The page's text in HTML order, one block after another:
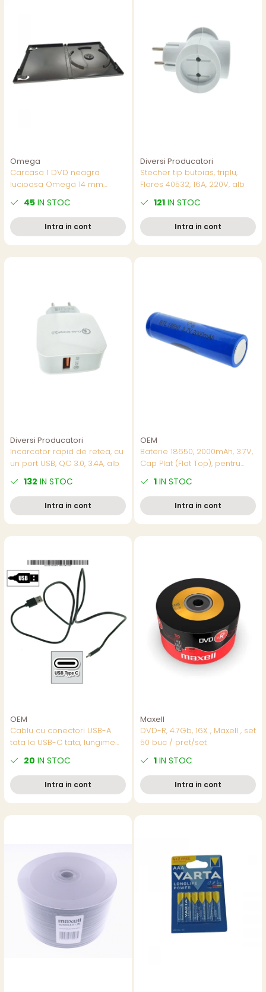
Omega
Carcasa 1 DVD neagra
lucioasa Omega 14 mm
45 IN STOC
Intra in cont
Diversi Producatori
Stecher tip butoias, triplu,
Flores 40532, 16A, 220V, alb
121 IN STOC
Intra in cont
Diversi Producatori
Incarcator rapid de retea, cu
un port USB, QC 3.0, 3.4A, alb
132 IN STOC
Intra in cont
OEM
Baterie 18650, 2000mAh, 3.7V,
Cap Plat (Flat Top), pentru
Echipamente DIY si Aplicatii
cu Curent Mediu
1 IN STOC
Intra in cont
OEM
Cablu cu conectori USB-A
tata la USB-C tata, lungime
transfer date, in blister, negru
20 IN STOC
Intra in cont
Maxell
DVD-R, 4.7Gb, 16X , Maxell , set
50 buc / pret/set
1 IN STOC
Intra in cont